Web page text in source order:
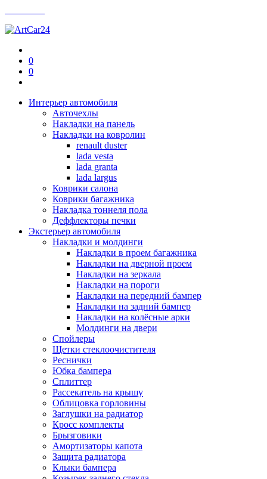
0
0
Интерьер автомобиля
Авточехлы
Накладки на панель
Накладки на ковролин
renault duster
lada vesta
lada granta
lada largus
Коврики салона
Коврики багажника
Накладка тоннеля пола
Деффлекторы печки
Экстерьер автомобиля
Накладки и молдинги
Накладки в проем багажника
Накладки на дверной проем
Накладки на зеркала
Накладки на пороги
Накладки на передний бампер
Накладки на задний бампер
Накладки на колёсные арки
Молдинги на двери
Спойлеры
Щетки стеклоочистителя
Реснички
Юбка бампера
Сплиттер
Рассекатель на крышу
Облицовка горловины
Заглушки на радиатор
Кросс комплекты
Брызговики
Амортизаторы капота
Защита радиатора
Клыки бампера